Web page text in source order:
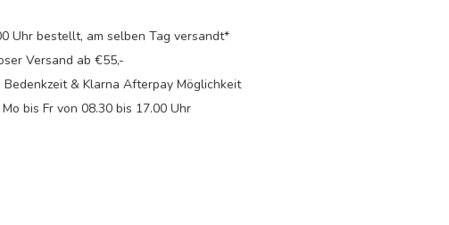
Uhr bestellt, am selben Tag versandt*
Versand ab €55,-
Bedenkzeit & Klarna Afterpay Möglichkeit
bis Fr von 08.30 bis 17.00 Uhr